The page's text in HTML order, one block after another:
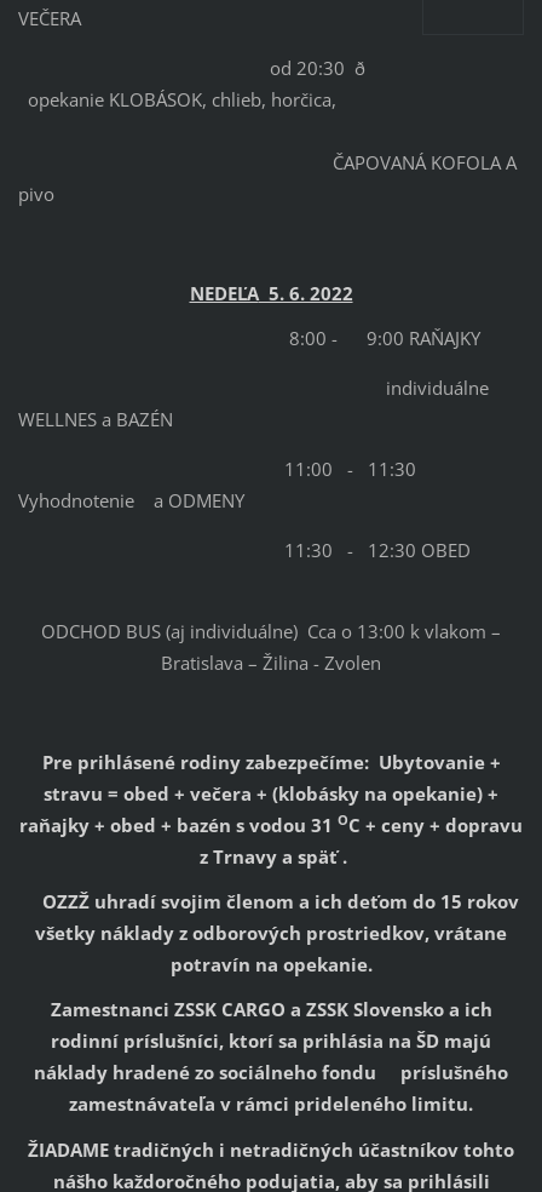
VEČERA
od 20:30 ð
opekanie KLOBÁSOK, chlieb, horčica,
ČAPOVANÁ KOFOLA A
pivo
NEDEĽA5. 6. 2022
8:00 - 9:00 RAŇAJKY
individuálne
WELLNES a BAZÉN
11:00 - 11:30
Vyhodnotenie a ODMENY
11:30 - 12:30 OBED
ODCHOD BUS (aj individuálne) Cca o 13:00 k vlakom –
Bratislava – Žilina - Zvolen
Pre prihlásené rodiny zabezpečíme: Ubytovanie +
stravu = obed + večera + (klobásky na opekanie) +
raňajky + obed + bazén s vodou 31 OC + ceny + dopravu
z Trnavy a späť .
OZZŽ uhradí svojim členom a ich deťom do 15 rokov
všetky náklady z odborových prostriedkov, vrátane
potravín na opekanie.
Zamestnanci ZSSK CARGO a ZSSK Slovensko a ich
rodinní príslušníci, ktorí sa prihlásia na ŠD majú
náklady hradené zo sociálneho fondu príslušného
zamestnávateľa v rámci prideleného limitu.
ŽIADAME tradičných i netradičných účastníkov tohto
nášho každoročného podujatia, aby sa prihlásili